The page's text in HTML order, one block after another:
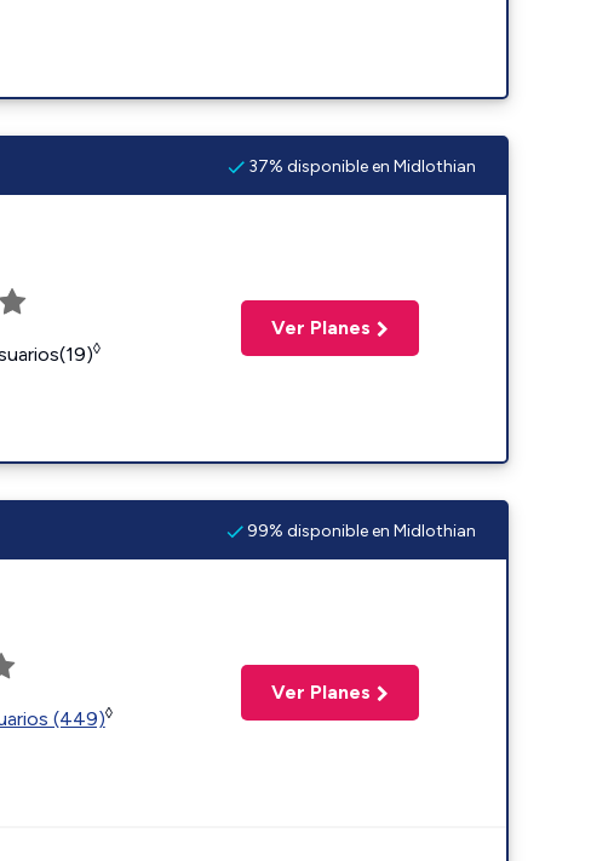
37% disponible en Midlothian
◊
Ver Planes
99% disponible en Midlothian
(449)◊
Ver Planes